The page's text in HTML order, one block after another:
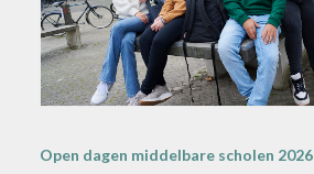
Open dagen middelbare scholen 2026